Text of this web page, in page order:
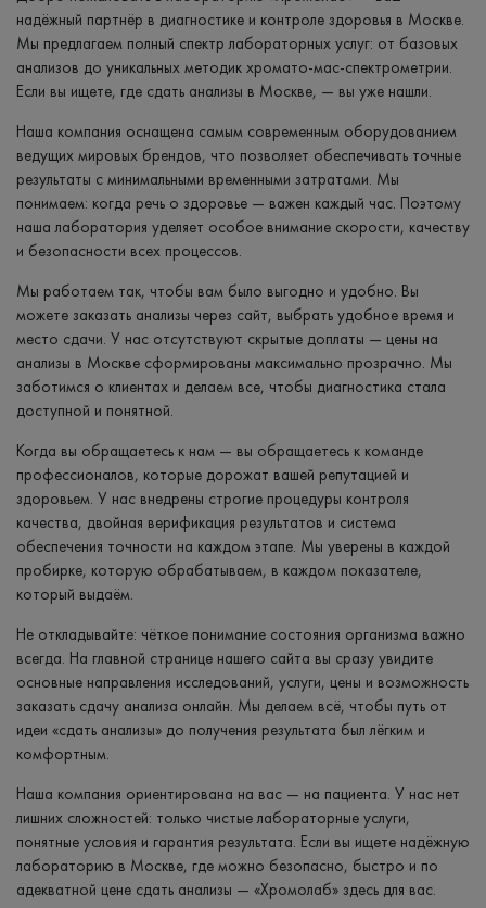
надёжный партнёр в диагностике и контроле здоровья в Москве.
Мы предлагаем полный спектр лабораторных услуг: от базовых
анализов до уникальных методик хромато-мас-спектрометрии.
Если вы ищете, где сдать анализы в Москве, — вы уже нашли.
Наша компания оснащена самым современным оборудованием
ведущих мировых брендов, что позволяет обеспечивать точные
результаты с минимальными временными затратами. Мы
понимаем: когда речь о здоровье — важен каждый час. Поэтому
наша лаборатория уделяет особое внимание скорости, качеству
и безопасности всех процессов.
Мы работаем так, чтобы вам было выгодно и удобно. Вы
можете заказать анализы через сайт, выбрать удобное время и
место сдачи. У нас отсутствуют скрытые доплаты — цены на
анализы в Москве сформированы максимально прозрачно. Мы
заботимся о клиентах и делаем все, чтобы диагностика стала
доступной и понятной.
Когда вы обращаетесь к нам — вы обращаетесь к команде
профессионалов, которые дорожат вашей репутацией и
здоровьем. У нас внедрены строгие процедуры контроля
качества, двойная верификация результатов и система
обеспечения точности на каждом этапе. Мы уверены в каждой
пробирке, которую обрабатываем, в каждом показателе,
который выдаём.
Не откладывайте: чёткое понимание состояния организма важно
всегда. На главной странице нашего сайта вы сразу увидите
основные направления исследований, услуги, цены и возможность
заказать сдачу анализа онлайн. Мы делаем всё, чтобы путь от
идеи «сдать анализы» до получения результата был лёгким и
комфортным.
Наша компания ориентирована на вас — на пациента. У нас нет
лишних сложностей: только чистые лабораторные услуги,
понятные условия и гарантия результата. Если вы ищете надёжную
лабораторию в Москве, где можно безопасно, быстро и по
адекватной цене сдать анализы — «Хромолаб» здесь для вас.